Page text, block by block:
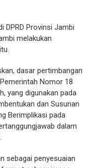
DPRD Provinsi Jambi
melakukan
dasar pertimbangan
Nomor 18
yang digunakan pada
dan Susunan
Berimplikasi pada
dalam
sebagai penyesuaian